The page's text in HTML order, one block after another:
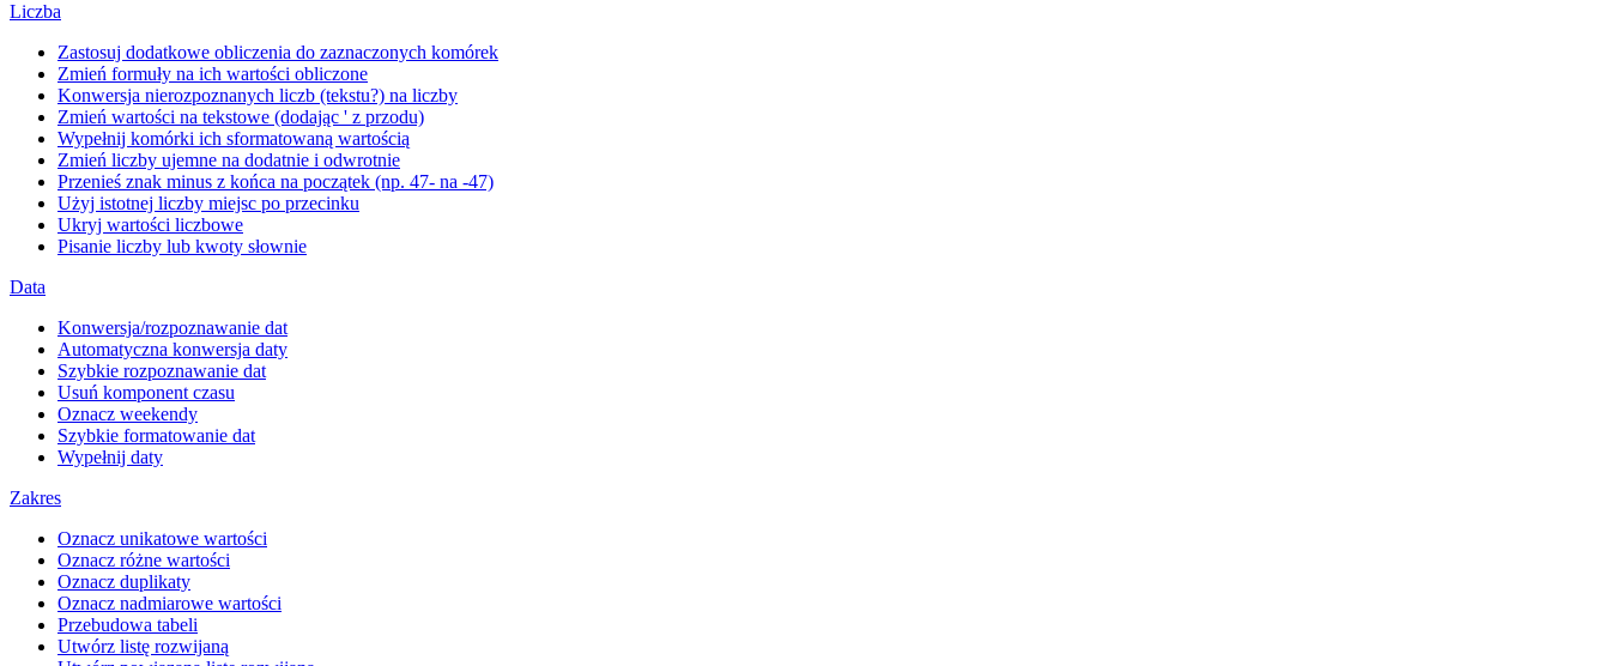
Liczba
Zastosuj dodatkowe obliczenia do zaznaczonych komórek
Zmień formuły na ich wartości obliczone
Konwersja nierozpoznanych liczb (tekstu?) na liczby
Zmień wartości na tekstowe (dodając ' z przodu)
Wypełnij komórki ich sformatowaną wartością
Zmień liczby ujemne na dodatnie i odwrotnie
Przenieś znak minus z końca na początek (np. 47- na -47)
Użyj istotnej liczby miejsc po przecinku
Ukryj wartości liczbowe
Pisanie liczby lub kwoty słownie
Data
Konwersja/rozpoznawanie dat
Automatyczna konwersja daty
Szybkie rozpoznawanie dat
Usuń komponent czasu
Oznacz weekendy
Szybkie formatowanie dat
Wypełnij daty
Zakres
Oznacz unikatowe wartości
Oznacz różne wartości
Oznacz duplikaty
Oznacz nadmiarowe wartości
Przebudowa tabeli
Utwórz listę rozwijaną